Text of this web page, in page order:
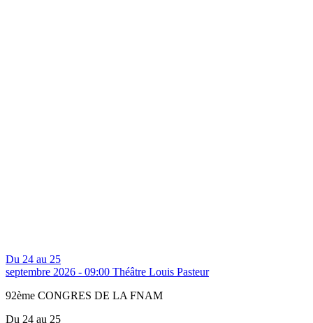
Du 24 au 25
septembre 2026 - 09:00 Théâtre Louis Pasteur
92ème CONGRES DE LA FNAM
Du 24 au 25